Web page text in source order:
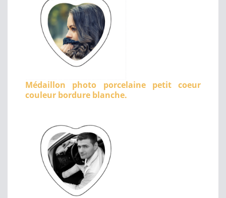
Médaillon photo porcelaine petit coeur
couleur bordure blanche.